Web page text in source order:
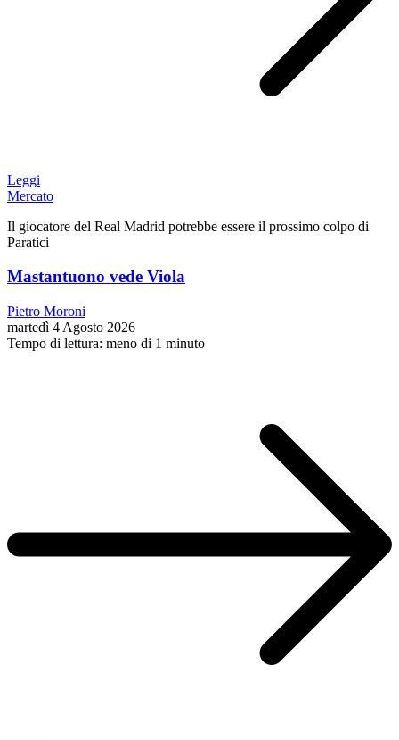
Leggi
Mercato
Il giocatore del Real Madrid potrebbe essere il prossimo colpo di
Paratici
Mastantuono vede Viola
Pietro Moroni
martedì 4 Agosto 2026
Tempo di lettura: meno di 1 minuto